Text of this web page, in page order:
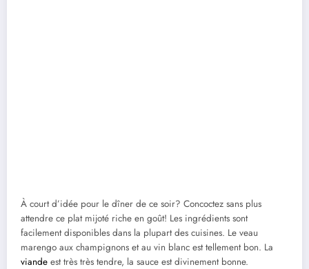
À court d’idée pour le dîner de ce soir? Concoctez sans plus
attendre ce plat mijoté riche en goût! Les ingrédients sont
facilement disponibles dans la plupart des cuisines. Le veau
marengo aux champignons et au vin blanc est tellement bon. La
viande est très très tendre, la sauce est divinement bonne.